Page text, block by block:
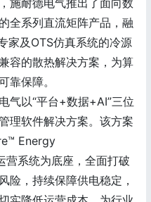
施耐德电气推出了面向数
全系列直流矩阵产品，融
家及OTS仿真系统的冷源
容的散热解决方案，为算
靠保障。
气以“平台+数据+AI”三位
理软件解决方案。该方案
Energy
营系统为底座，全面打破
险，持续保障供电稳定，